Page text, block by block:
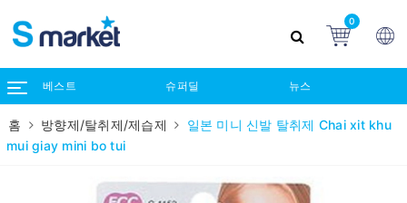
0
베스트 슈퍼딜 뉴스
홈 방향제/탈취제/제습제
일본 미니 신발 탈취제 Chai xit khu
mui giay mini bo tui